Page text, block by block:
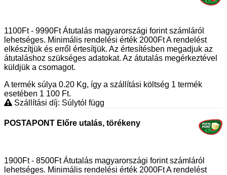
1100Ft - 9990Ft Átutalás magyarországi forint számláról
lehetséges. Minimális rendelési érték 2000Ft A rendelést
elkészítjük és erről értesítjük. Az értesítésben megadjuk az
átutaláshoz szükséges adatokat. Az átutalás megérkeztével
küldjük a csomagot.
A termék súlya 0.20 Kg, így a szállítási költség 1 termék
esetében 1 100 Ft.
Szállítási díj: Súlytól függ
POSTAPONT Előre utalás, törékeny
1900Ft - 8500Ft Átutalás magyarországi forint számláról
lehetséges. Minimális rendelési érték 2000Ft A rendelést